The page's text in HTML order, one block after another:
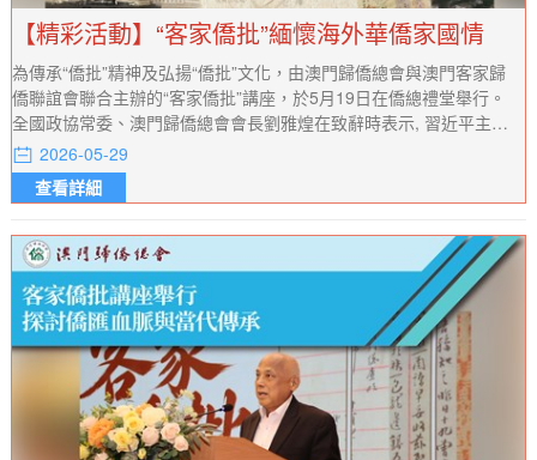
【精彩活動】“客家僑批”緬懷海外華僑家國情
為傳承“僑批”精神及弘揚“僑批”文化，由澳門歸僑總會與澳門客家歸
僑聯誼會聯合主辦的“客家僑批”講座，於5月19日在僑總禮堂舉行。
全國政協常委、澳門歸僑總會會長劉雅煌在致辭時表示, 習近平主席
在參觀汕頭僑批文物館時深刻指出，僑批記載了老一輩海外僑胞艱難
的創業史和濃厚的家國情懷，也是中華民族講信譽、守承諾的重要體
現。深刻點明了僑批的歷史價值與精神內涵，為澳門僑界傳承和弘揚
2026-05-29
查看詳細